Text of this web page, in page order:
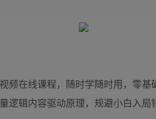
频在线课程，随时学随时用，零
逻辑内容驱动原理，规避小白入